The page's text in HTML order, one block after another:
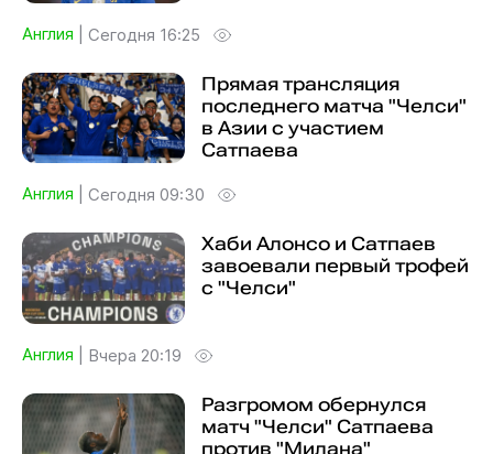
Англия Сегодня 16:25
Прямая трансляция
последнего матча "Челси"
в Азии с участием
Сатпаева
Англия Сегодня 09:30
Хаби Алонсо и Сатпаев
завоевали первый трофей
с "Челси"
Англия Вчера 20:19
Разгромом обернулся
матч "Челси" Сатпаева
против "Милана"